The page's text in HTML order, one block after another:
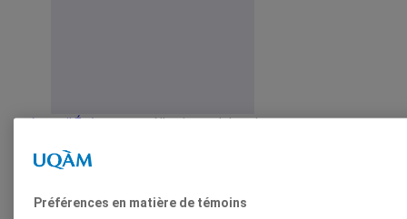
AccueilÉvénementsAllez jouer dehors!
Rechercher
Préférences en matière de témoins